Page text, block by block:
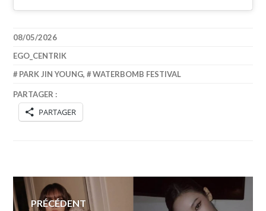
08/05/2026
EGO_CENTRIK
PARK JIN YOUNG, WATERBOMB FESTIVAL
PARTAGER :
PARTAGER
Navigation
PRÉCÉDENT